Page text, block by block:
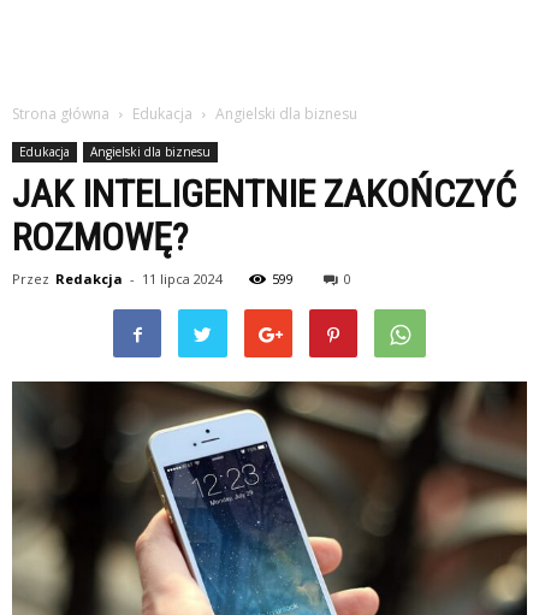
Strona główna Edukacja Angielski dla biznesu
Edukacja Angielski dla biznesu
JAK INTELIGENTNIE ZAKOŃCZYĆ
ROZMOWĘ?
Przez Redakcja - 11 lipca 2024 599 0